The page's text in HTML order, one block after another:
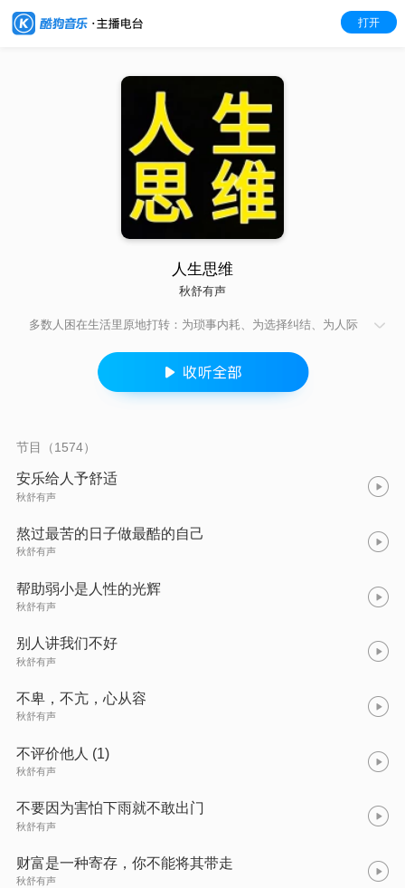
打开
人生思维
秋舒有声
多数人困在生活里原地打转：为琐事内耗、为选择纠结、为人际
书戳破固有认知的牢笼，以扎心又通透的笔触，拆解顶级思维的
底层逻辑 —— 所谓通透人生，不过是用对思维解锁破局密码。
没有空洞的说教，只有直击核心的生存智慧：教你用逆向思维避
间，都能在这里找到醍醐灌顶的解决之道。 愿每个在人生中浮沉
的人，都能升级思维维度，挣脱认知枷锁，以清醒思维穿越世事
迷雾，在复杂现实中找准方向，活出自在与掌控感。
节目（1574）
安乐给⼈予舒适
秋舒有声
熬过最苦的日子做最酷的自己
秋舒有声
帮助弱小是人性的光辉
秋舒有声
别人讲我们不好
秋舒有声
不卑，不亢，心从容
秋舒有声
不评价他人 (1)
秋舒有声
不要因为害怕下雨就不敢出门
秋舒有声
财富是⼀种寄存，你不能将其带⾛
秋舒有声